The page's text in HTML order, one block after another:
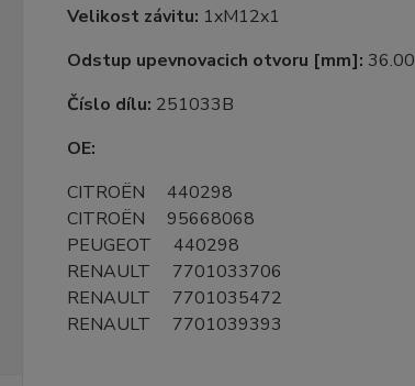
Velikost závitu: 1xM12x1
Odstup upevnovacich otvoru [mm]: 36.00
Číslo dílu: 251033B
OE:
CITROËN 440298
CITROËN 95668068
PEUGEOT 440298
RENAULT 7701033706
RENAULT 7701035472
RENAULT 7701039393